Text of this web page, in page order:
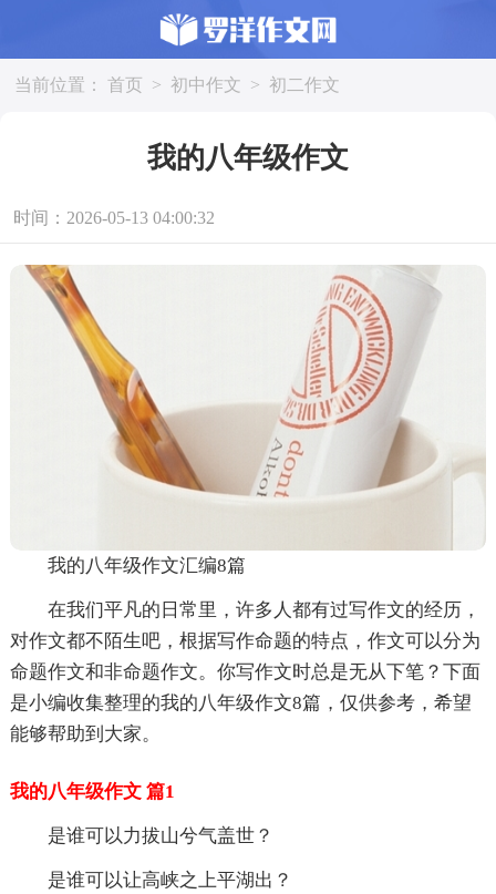
当前位置： 首页 > 初中作文 > 初二作文
我的八年级作文
时间：2026-05-13 04:00:32
我的八年级作文汇编8篇
在我们平凡的日常里，许多人都有过写作文的经历，
对作文都不陌生吧，根据写作命题的特点，作文可以分为
命题作文和非命题作文。你写作文时总是无从下笔？下面
是小编收集整理的我的八年级作文8篇，仅供参考，希望
能够帮助到大家。
我的八年级作文 篇1
是谁可以力拔山兮气盖世？
是谁可以让高峡之上平湖出？